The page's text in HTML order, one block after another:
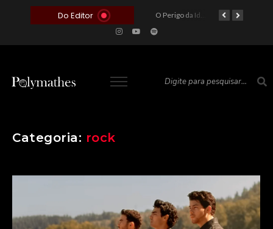
Do Editor
O Voto como Moeda: Clientelismo e o Analfabetismo Funcional Político no Brasil O Perigo da Ideologia Desenfreada na Justiça: Quando a Pauta Política Substitui a Pena Criminal
Categoria: rock